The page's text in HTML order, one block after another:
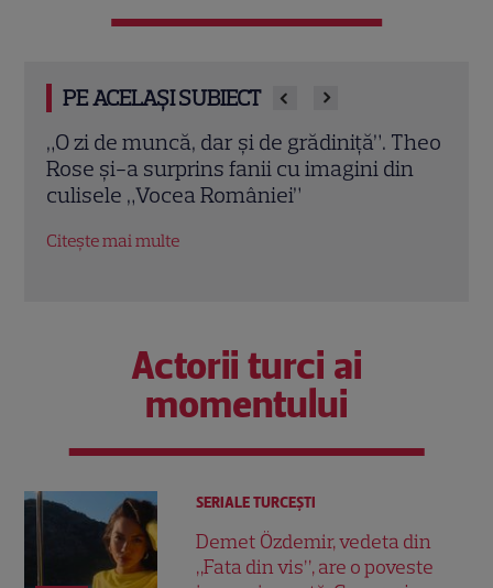
PE ACELAȘI SUBIECT
Can Yaman revine la TV în România! „El
Turco”, premiera de la Pro TV și disponibil
integral pe VOYO
Citește mai multe
Actorii turci ai
momentului
SERIALE TURCEŞTI
Demet Özdemir, vedeta din
„Fata din vis”, are o poveste